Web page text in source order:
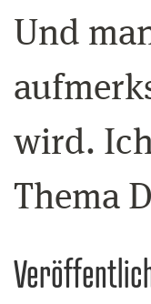
Und
wird.
Thema